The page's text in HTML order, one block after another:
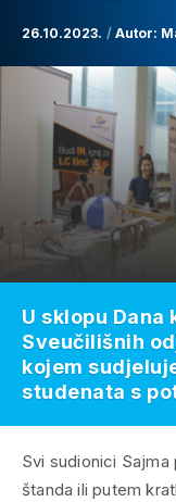
26.10.2023. Autor:
Svi sudionici
štanda ili putem
U sklopu
Sveučilišnih
kojem
studenata s